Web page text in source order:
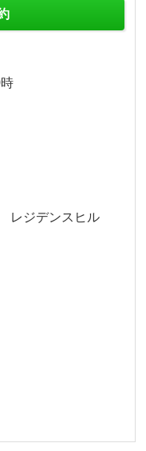
レジデンスヒル